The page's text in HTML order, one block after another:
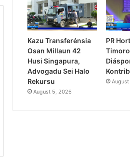
Kazu Transferénsia
Osan Millaun 42
Husi Singapura,
Advogadu Sei Halo
Rekursu
August 5, 2026
PR